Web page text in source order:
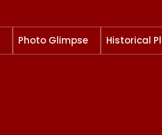
Photo Glimpse Historical